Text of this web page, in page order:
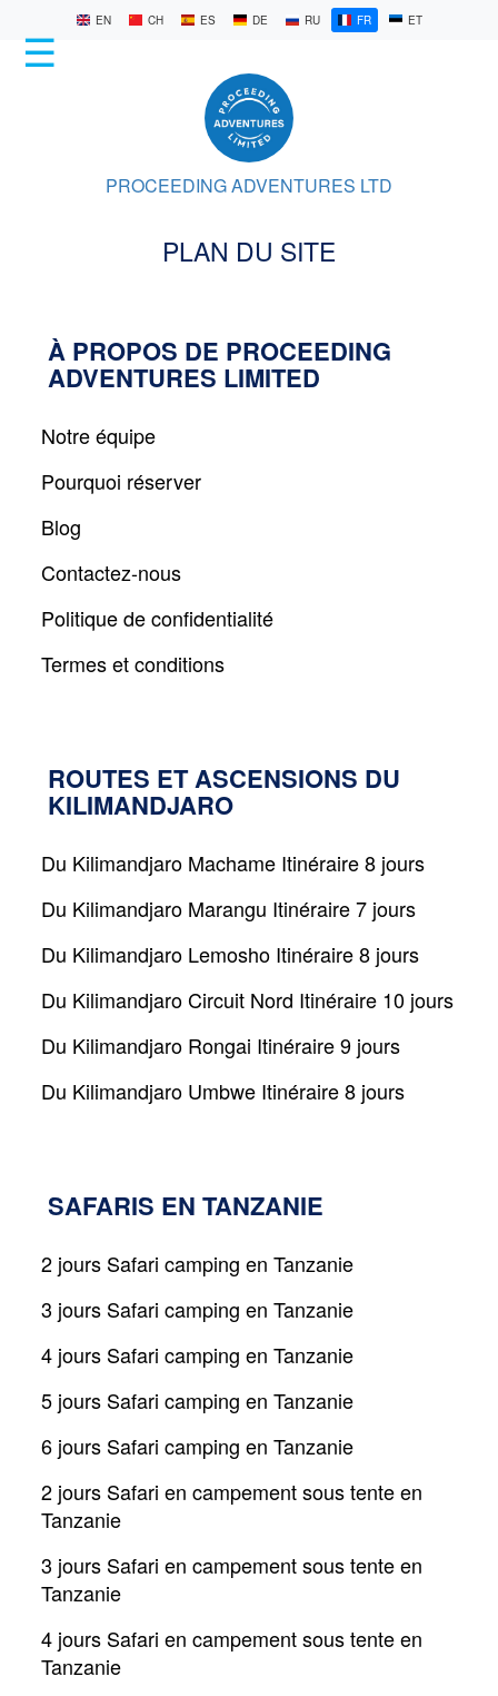
EN CH ES DE RU FR ET
☰
PROCEEDING ADVENTURES LTD
ACCUEIL
PROPOS
NOUS
CONTACTEZ-
NOUS
CONNEXION
ADMIN
PLAN DU SITE
À PROPOS DE PROCEEDING
ADVENTURES LIMITED
Notre équipe
Pourquoi réserver
Blog
Contactez-nous
Politique de confidentialité
Termes et conditions
ROUTES ET ASCENSIONS DU
KILIMANDJARO
Du Kilimandjaro Machame Itinéraire 8 jours
Du Kilimandjaro Marangu Itinéraire 7 jours
Du Kilimandjaro Lemosho Itinéraire 8 jours
Du Kilimandjaro Circuit Nord Itinéraire 10 jours
Du Kilimandjaro Rongai Itinéraire 9 jours
Du Kilimandjaro Umbwe Itinéraire 8 jours
SAFARIS EN TANZANIE
2 jours Safari camping en Tanzanie
3 jours Safari camping en Tanzanie
4 jours Safari camping en Tanzanie
5 jours Safari camping en Tanzanie
6 jours Safari camping en Tanzanie
2 jours Safari en campement sous tente en
Tanzanie
3 jours Safari en campement sous tente en
Tanzanie
4 jours Safari en campement sous tente en
Tanzanie